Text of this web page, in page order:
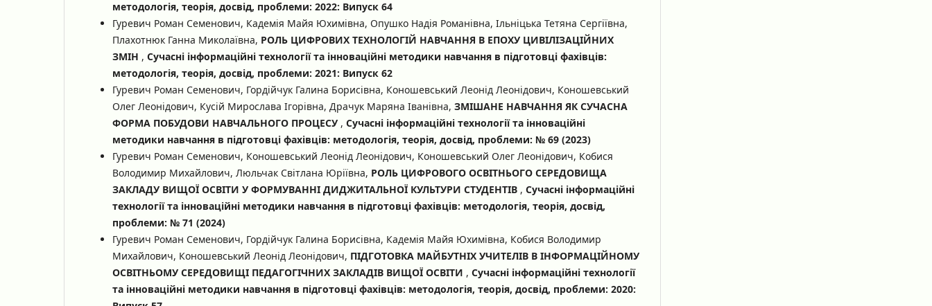
методологія, теорія, досвід, проблеми: 2022: Випуск 64
Гуревич Роман Семенович, Кадемія Майя Юхимівна, Опушко Надія Романівна, Ільніцька Тетяна Сергіївна,
Плахотнюк Ганна Миколаївна, РОЛЬ ЦИФРОВИХ ТЕХНОЛОГІЙ НАВЧАННЯ В ЕПОХУ ЦИВІЛІЗАЦІЙНИХ
ЗМІН , Сучасні інформаційні технології та інноваційні методики навчання в підготовці фахівців:
методологія, теорія, досвід, проблеми: 2021: Випуск 62
Гуревич Роман Семенович, Гордійчук Галина Борисівна, Коношевський Леонід Леонідович, Коношевський
Олег Леонідович, Кусій Мирослава Ігорівна, Драчук Маряна Іванівна, ЗМІШАНЕ НАВЧАННЯ ЯК СУЧАСНА
ФОРМА ПОБУДОВИ НАВЧАЛЬНОГО ПРОЦЕСУ , Сучасні інформаційні технології та інноваційні
методики навчання в підготовці фахівців: методологія, теорія, досвід, проблеми: № 69 (2023)
Гуревич Роман Семенович, Коношевський Леонід Леонідович, Коношевський Олег Леонідович, Кобися
Володимир Михайлович, Люльчак Світлана Юріївна, РОЛЬ ЦИФРОВОГО ОСВІТНЬОГО СЕРЕДОВИЩА
ЗАКЛАДУ ВИЩОЇ ОСВІТИ У ФОРМУВАННІ ДИДЖИТАЛЬНОЇ КУЛЬТУРИ СТУДЕНТІВ , Сучасні інформаційні
технології та інноваційні методики навчання в підготовці фахівців: методологія, теорія, досвід,
проблеми: № 71 (2024)
Гуревич Роман Семенович, Гордійчук Галина Борисівна, Кадемія Майя Юхимівна, Кобися Володимир
Михайлович, Коношевський Леонід Леонідович, ПІДГОТОВКА МАЙБУТНІХ УЧИТЕЛІВ В ІНФОРМАЦІЙНОМУ
ОСВІТНЬОМУ СЕРЕДОВИЩІ ПЕДАГОГІЧНИХ ЗАКЛАДІВ ВИЩОЇ ОСВІТИ , Сучасні інформаційні технології
та інноваційні методики навчання в підготовці фахівців: методологія, теорія, досвід, проблеми: 2020: